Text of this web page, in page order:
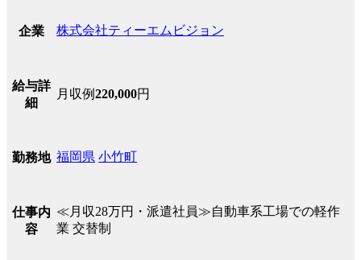
企業 株式会社ティーエムビジョン
給与詳
細
月収例220,000円
勤務地 福岡県 小竹町
仕事内
容
≪月収28万円・派遣社員≫自動車系工場での軽作
業 交替制